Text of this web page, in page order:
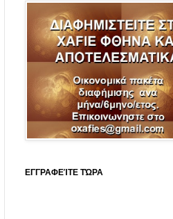
ΕΓΓΡΑΦΕΊΤΕ ΤΏΡΑ